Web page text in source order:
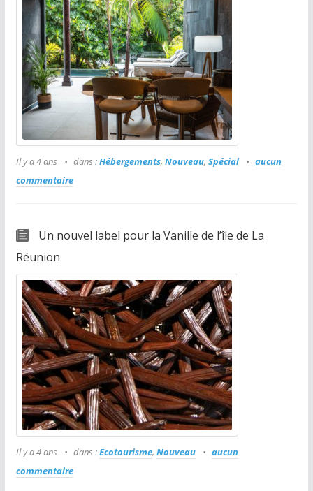
Il y a 4 ans dans :Hébergements, Nouveau, Spécial
aucun
commentaire
Un nouvel label pour la Vanille de l’île de La
Réunion
Il y a 4 ans dans :Ecotourisme, Nouveau
aucun
commentaire